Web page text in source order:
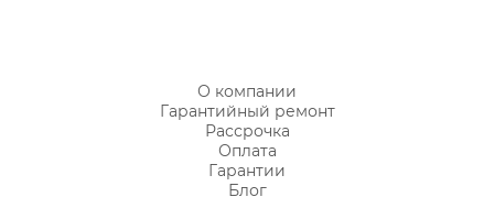
О компании
Гарантийный ремонт
Рассрочка
Оплата
Гарантии
Блог